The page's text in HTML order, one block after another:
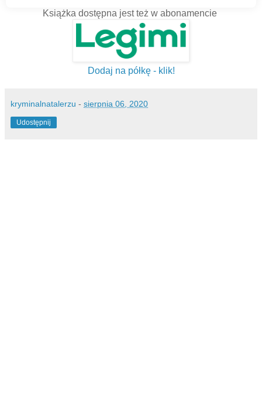
Książka dostępna jest też w abonamencie
Dodaj na półkę - klik!
kryminalnatalerzu - sierpnia 06, 2020
Udostępnij